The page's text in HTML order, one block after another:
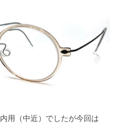
用（中近）でしたが今回は